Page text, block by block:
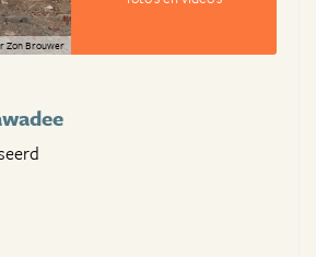
Zon Brouwer